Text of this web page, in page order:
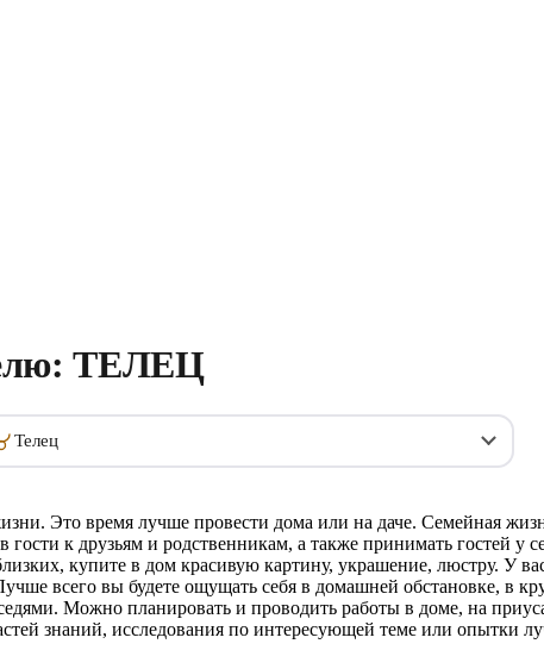
ТЕЛЕЦ
Телец
Это время лучше провести дома или на даче. Семейная
к друзьям и родственникам, а также принимать гостей
купите в дом красивую картину, украшение, люстру. У
всего вы будете ощущать себя в домашней обстановке, в
Можно планировать и проводить работы в доме, на
знаний, исследования по интересующей теме или опытки